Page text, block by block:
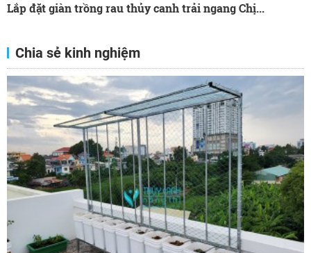
Lắp đặt giàn trồng rau thủy canh trải ngang Chị...
Chia sẻ kinh nghiệm